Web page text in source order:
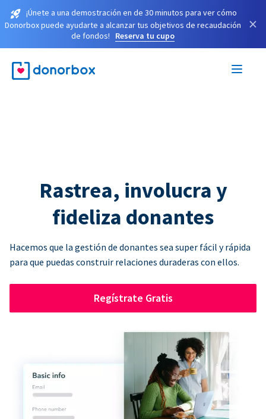
¡Únete a una demostración en de 30 minutos para ver cómo
Donorbox puede ayudarte a alcanzar tus objetivos de recaudación
de fondos!
Reserva tu cupo
×
Rastrea, involucra y
fideliza donantes
Hacemos que la gestión de donantes sea super fácil y rápida
para que puedas construir relaciones duraderas con ellos.
Regístrate Gratis